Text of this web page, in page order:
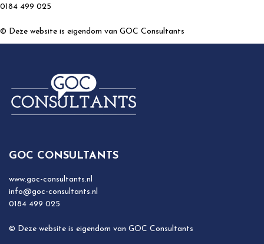
0184 499 025
© Deze website is eigendom van GOC Consultants
GOC CONSULTANTS
www.goc-consultants.nl
info@goc-consultants.nl
0184 499 025
© Deze website is eigendom van GOC Consultants